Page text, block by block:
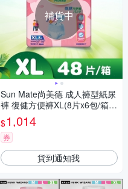
補貨中
Sun Mate尚美德 成人褲型紙尿
褲 復健方便褲XL(8片x6包/箱)-
成人紙尿褲-褲型紙尿褲
$1,014
券
貨到通知我